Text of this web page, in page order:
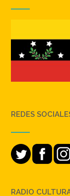
REDES
RADIO